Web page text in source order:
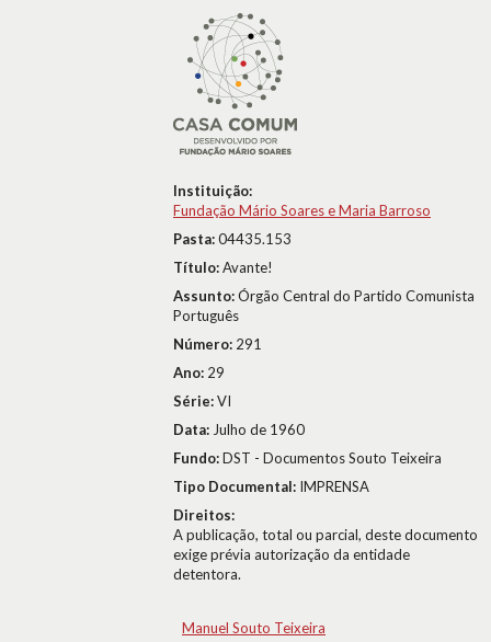
Instituição:
Fundação Mário Soares e Maria Barroso
Pasta:04435.153
Título:Avante!
Assunto:Órgão Central do Partido Comunista
Português
Número: 291
Ano: 29
Série:VI
Data: Julho de 1960
Fundo:DST - Documentos Souto Teixeira
Tipo Documental: IMPRENSA
Direitos:
A publicação, total ou parcial, deste documento
exige prévia autorização da entidade
detentora.
Manuel Souto Teixeira